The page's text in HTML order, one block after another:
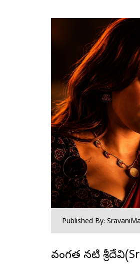
Published By: Sravani
దివంగత నటి